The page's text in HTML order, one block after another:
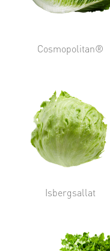
Cosmopolitan®
Isbergsallat